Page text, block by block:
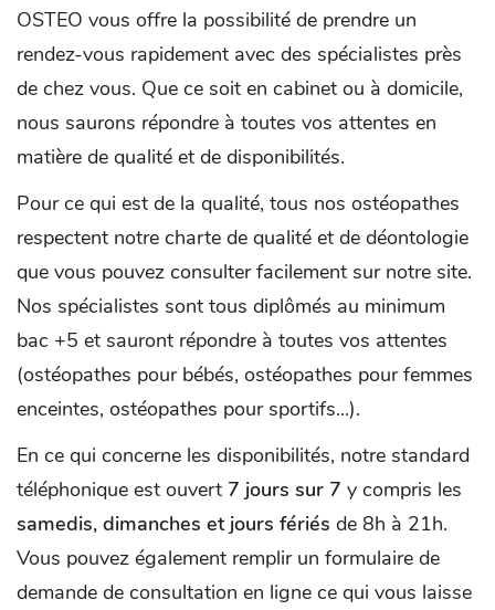
OSTEO vous offre la possibilité de prendre un
rendez-vous rapidement avec des spécialistes près
de chez vous. Que ce soit en cabinet ou à domicile,
nous saurons répondre à toutes vos attentes en
matière de qualité et de disponibilités.
Pour ce qui est de la qualité, tous nos ostéopathes
respectent notre charte de qualité et de déontologie
que vous pouvez consulter facilement sur notre site.
Nos spécialistes sont tous diplômés au minimum
bac +5 et sauront répondre à toutes vos attentes
(ostéopathes pour bébés, ostéopathes pour femmes
enceintes, ostéopathes pour sportifs...).
En ce qui concerne les disponibilités, notre standard
téléphonique est ouvert 7 jours sur 7 y compris les
samedis, dimanches et jours fériés de 8h à 21h.
Vous pouvez également remplir un formulaire de
demande de consultation en ligne ce qui vous laisse